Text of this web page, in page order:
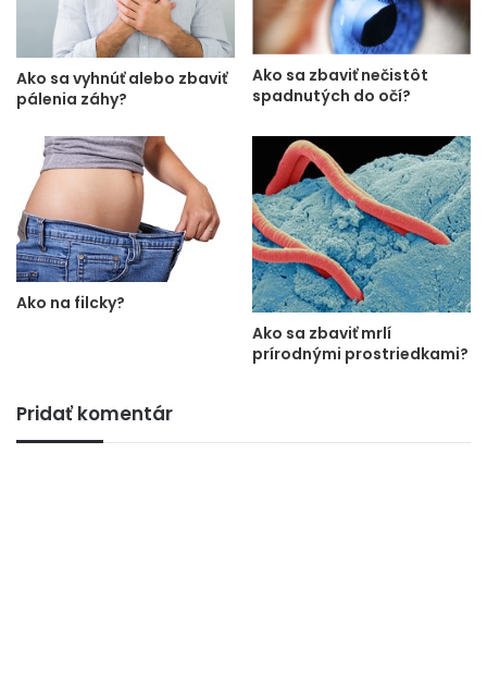
Ako sa vyhnúť alebo zbaviť
pálenia záhy?
Ako sa zbaviť nečistôt
spadnutých do očí?
Ako na filcky?
Ako sa zbaviť mrlí
prírodnými prostriedkami?
Pridať komentár